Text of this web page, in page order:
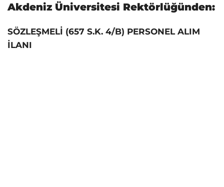
Akdeniz Üniversitesi Rektörlüğünden:
SÖZLEŞMELİ (657 S.K. 4/B) PERSONEL ALIM
İLANI